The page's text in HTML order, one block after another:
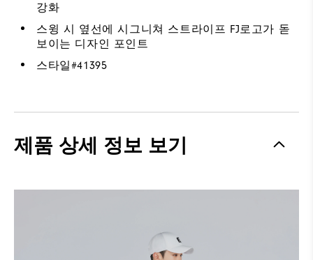
강화
스윙 시 옆선에 시그니쳐 스트라이프 FJ로고가 돋
보이는 디자인 포인트
스타일#41395
제품 상세 정보 보기